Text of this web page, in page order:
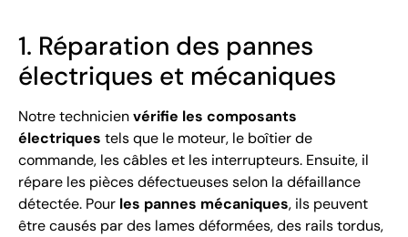
1. Réparation des pannes
électriques et mécaniques
Notre technicienvérifie les composants
électriques tels que le moteur, le boîtier de
commande, les câbles et les interrupteurs. Ensuite, il
répare les pièces défectueuses selon la défaillance
détectée. Pour les pannes mécaniques, ils peuvent
être causés par des lames déformées, des rails tordus,